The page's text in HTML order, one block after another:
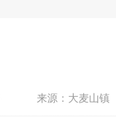
来源：大麦山镇